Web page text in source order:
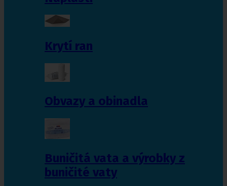
Krytí ran
Obvazy a obinadla
Buničitá vata a výrobky z
buničité vaty